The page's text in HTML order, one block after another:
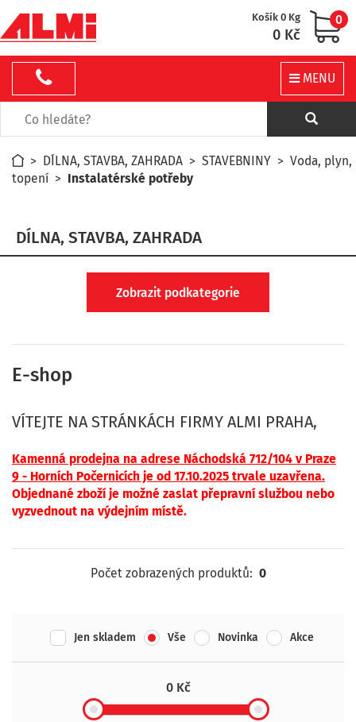
Košík 0 Kg
0 Kč
0
MENU
> DÍLNA, STAVBA, ZAHRADA > STAVEBNINY > Voda, plyn,
topení > Instalatérské potřeby
DÍLNA, STAVBA, ZAHRADA
Zobrazit podkategorie
E-shop
VÍTEJTE NA STRÁNKÁCH FIRMY ALMI PRAHA,
Kamenná prodejna na adrese Náchodská 712/104 v Praze
9 - Horních Počernicích je od 17.10.2025 trvale uzavřena.
Objednané zboží je možné zaslat přepravní službou nebo
vyzvednout na výdejním místě.
Počet zobrazených produktů: 0
Jen skladem Vše Novinka Akce
0 Kč